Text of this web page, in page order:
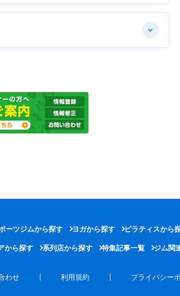
ーツジムから探す ヨガから探す ピラティスから
から探す 系列店から探す 特集記事一覧 ジム関
わせ 利用規約 プライバシー